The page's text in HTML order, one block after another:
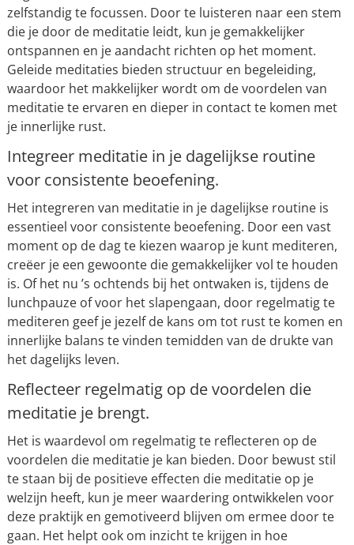
zelfstandig te focussen. Door te luisteren naar een stem
die je door de meditatie leidt, kun je gemakkelijker
ontspannen en je aandacht richten op het moment.
Geleide meditaties bieden structuur en begeleiding,
waardoor het makkelijker wordt om de voordelen van
meditatie te ervaren en dieper in contact te komen met
je innerlijke rust.
Integreer meditatie in je dagelijkse routine
voor consistente beoefening.
Het integreren van meditatie in je dagelijkse routine is
essentieel voor consistente beoefening. Door een vast
moment op de dag te kiezen waarop je kunt mediteren,
creëer je een gewoonte die gemakkelijker vol te houden
is. Of het nu ’s ochtends bij het ontwaken is, tijdens de
lunchpauze of voor het slapengaan, door regelmatig te
mediteren geef je jezelf de kans om tot rust te komen en
innerlijke balans te vinden temidden van de drukte van
het dagelijks leven.
Reflecteer regelmatig op de voordelen die
meditatie je brengt.
Het is waardevol om regelmatig te reflecteren op de
voordelen die meditatie je kan bieden. Door bewust stil
te staan bij de positieve effecten die meditatie op je
welzijn heeft, kun je meer waardering ontwikkelen voor
deze praktijk en gemotiveerd blijven om ermee door te
gaan. Het helpt ook om inzicht te krijgen in hoe